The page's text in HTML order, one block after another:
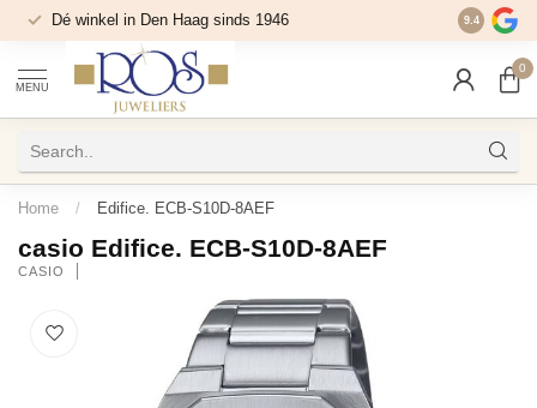
Dé winkel in Den Haag sinds 1946 9.4
MENU
0
Home / Edifice. ECB-S10D-8AEF
casio Edifice. ECB-S10D-8AEF
CASIO